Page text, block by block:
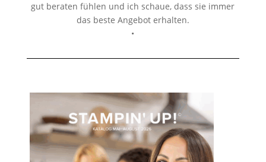
gut beraten fühlen und ich schaue, dass sie immer
das beste Angebot erhalten.
•